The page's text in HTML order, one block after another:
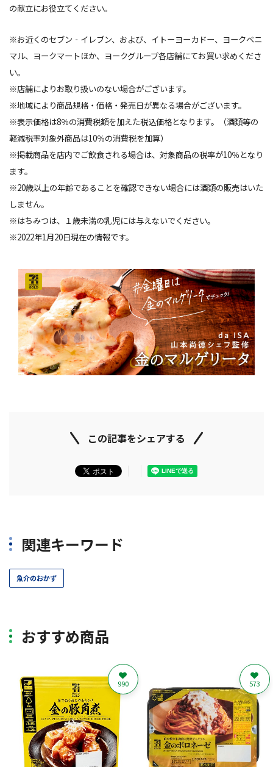
の献立にお役立てください。
※お近くのセブン‐イレブン、および、イトーヨーカドー、ヨークベニ
マル、ヨークマートほか、ヨークグループ各店舗にてお買い求めくださ
い。
※店舗によりお取り扱いのない場合がございます。
※地域により商品規格・価格・発売日が異なる場合がございます。
※表示価格は8％の消費税額を加えた税込価格となります。（酒類等の
軽減税率対象外商品は10％の消費税を加算）
※掲載商品を店内でご飲食される場合は、対象商品の税率が10％となり
ます。
※20歳以上の年齢であることを確認できない場合には酒類の販売はいた
しません。
※はちみつは、１歳未満の乳児には与えないでください。
※2022年1月20日現在の情報です。
この記事をシェアする
関連キーワード
魚介のおかず
おすすめ商品
990 573